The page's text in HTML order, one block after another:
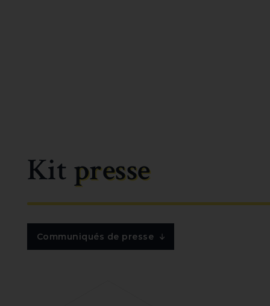
Kit presse
Communiqués de presse